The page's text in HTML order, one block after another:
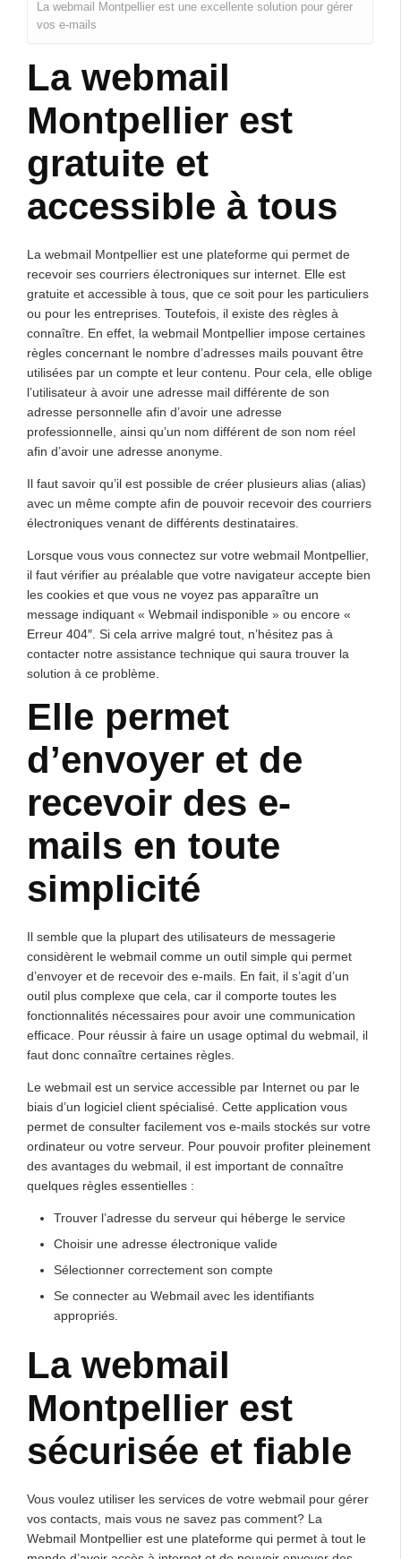
La webmail Montpellier est une excellente solution pour gérer
vos e-mails
La webmail
Montpellier est
gratuite et
accessible à tous
La webmail Montpellier est une plateforme qui permet de
recevoir ses courriers électroniques sur internet. Elle est
gratuite et accessible à tous, que ce soit pour les particuliers
ou pour les entreprises. Toutefois, il existe des règles à
connaître. En effet, la webmail Montpellier impose certaines
règles concernant le nombre d’adresses mails pouvant être
utilisées par un compte et leur contenu. Pour cela, elle oblige
l’utilisateur à avoir une adresse mail différente de son
adresse personnelle afin d’avoir une adresse
professionnelle, ainsi qu’un nom différent de son nom réel
afin d’avoir une adresse anonyme.
Il faut savoir qu’il est possible de créer plusieurs alias (alias)
avec un même compte afin de pouvoir recevoir des courriers
électroniques venant de différents destinataires.
Lorsque vous vous connectez sur votre webmail Montpellier,
il faut vérifier au préalable que votre navigateur accepte bien
les cookies et que vous ne voyez pas apparaître un
message indiquant « Webmail indisponible » ou encore «
Erreur 404″. Si cela arrive malgré tout, n’hésitez pas à
contacter notre assistance technique qui saura trouver la
solution à ce problème.
Elle permet
d’envoyer et de
recevoir des e-
mails en toute
simplicité
Il semble que la plupart des utilisateurs de messagerie
considèrent le webmail comme un outil simple qui permet
d’envoyer et de recevoir des e-mails. En fait, il s’agit d’un
outil plus complexe que cela, car il comporte toutes les
fonctionnalités nécessaires pour avoir une communication
efficace. Pour réussir à faire un usage optimal du webmail, il
faut donc connaître certaines règles.
Le webmail est un service accessible par Internet ou par le
biais d’un logiciel client spécialisé. Cette application vous
permet de consulter facilement vos e-mails stockés sur votre
ordinateur ou votre serveur. Pour pouvoir profiter pleinement
des avantages du webmail, il est important de connaître
quelques règles essentielles :
Trouver l’adresse du serveur qui héberge le service
Choisir une adresse électronique valide
Sélectionner correctement son compte
Se connecter au Webmail avec les identifiants
appropriés.
La webmail
Montpellier est
sécurisée et fiable
Vous voulez utiliser les services de votre webmail pour gérer
vos contacts, mais vous ne savez pas comment? La
Webmail Montpellier est une plateforme qui permet à tout le